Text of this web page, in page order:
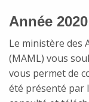
Année 2020
Le ministère des
(MAML) vous
vous permet de
été présenté par